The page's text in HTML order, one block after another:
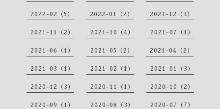
2022-02（5） 2022-01（2） 2021-12（3）
2021-11（2） 2021-10（4） 2021-07（1）
2021-06（1） 2021-05（2） 2021-04（2）
2021-03（1） 2021-02（1） 2021-01（3）
2020-12（3） 2020-11（1） 2020-10（2）
2020-09（1） 2020-08（3） 2020-07（7）